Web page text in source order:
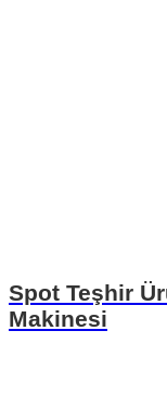
Spot Teşhir
Makinesi